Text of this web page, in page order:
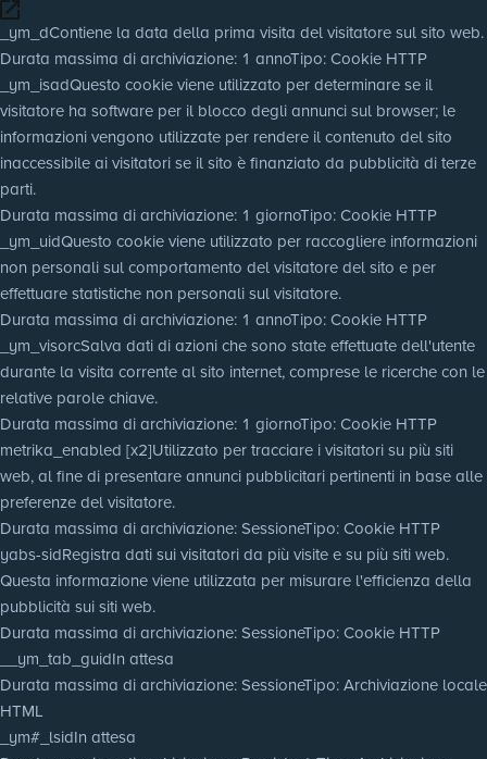
_ym_dContiene la data della prima visita del visitatore sul sito web.
Durata massima di archiviazione: 1 annoTipo: Cookie HTTP
_ym_isadQuesto cookie viene utilizzato per determinare se il
visitatore ha software per il blocco degli annunci sul browser; le
informazioni vengono utilizzate per rendere il contenuto del sito
inaccessibile ai visitatori se il sito è finanziato da pubblicità di terze
parti.
Durata massima di archiviazione: 1 giornoTipo: Cookie HTTP
_ym_uidQuesto cookie viene utilizzato per raccogliere informazioni
non personali sul comportamento del visitatore del sito e per
effettuare statistiche non personali sul visitatore.
Durata massima di archiviazione: 1 annoTipo: Cookie HTTP
_ym_visorcSalva dati di azioni che sono state effettuate dell'utente
durante la visita corrente al sito internet, comprese le ricerche con le
relative parole chiave.
Durata massima di archiviazione: 1 giornoTipo: Cookie HTTP
metrika_enabled [x2]Utilizzato per tracciare i visitatori su più siti
web, al fine di presentare annunci pubblicitari pertinenti in base alle
preferenze del visitatore.
Durata massima di archiviazione: SessioneTipo: Cookie HTTP
yabs-sidRegistra dati sui visitatori da più visite e su più siti web.
Questa informazione viene utilizzata per misurare l'efficienza della
pubblicità sui siti web.
Durata massima di archiviazione: SessioneTipo: Cookie HTTP
__ym_tab_guidIn attesa
Durata massima di archiviazione: SessioneTipo: Archiviazione locale
HTML
_ym#_lsidIn attesa